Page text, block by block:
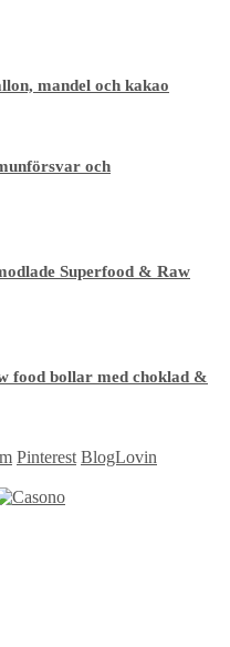
mandel och kakao
och
Superfood & Raw
food bollar med choklad &
Pinterest BlogLovin